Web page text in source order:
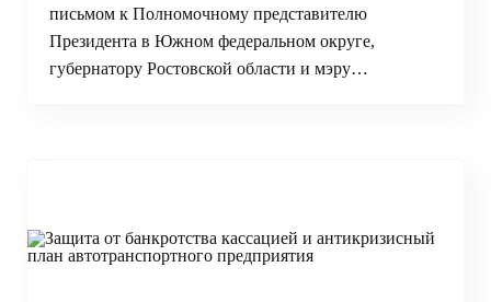
письмом к Полномочному представителю
Президента в Южном федеральном округе,
губернатору Ростовской области и мэру…